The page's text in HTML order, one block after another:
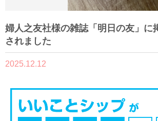
婦人之友社様の雑誌「明日の友」に
されました
2025.12.12